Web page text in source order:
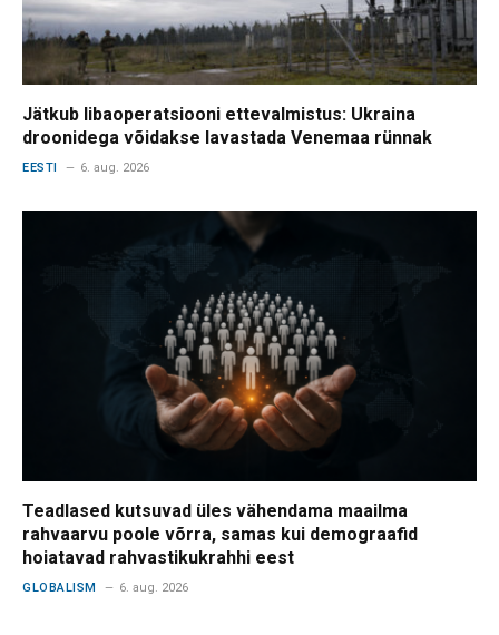
Jätkub libaoperatsiooni ettevalmistus: Ukraina
droonidega võidakse lavastada Venemaa rünnak
EESTI 6. aug. 2026
Teadlased kutsuvad üles vähendama maailma
rahvaarvu poole võrra, samas kui demograafid
hoiatavad rahvastikukrahhi eest
GLOBALISM 6. aug. 2026